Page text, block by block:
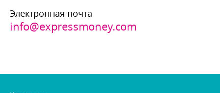
Электронная почта
info@expressmoney.com